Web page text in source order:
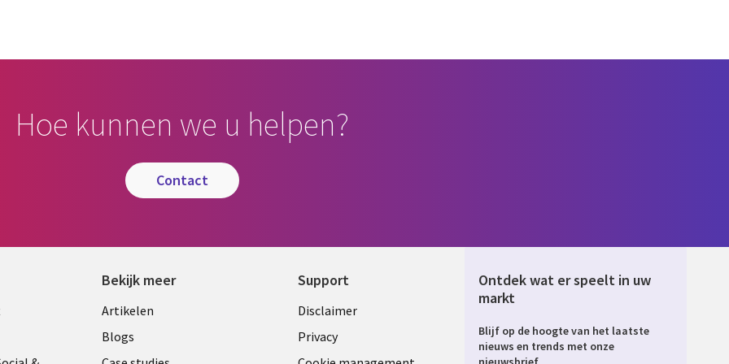
Hoe kunnen we u helpen?
contact
Bekijk meer
Library
Links
Artikelen
Blogs
Support
Legal
NETHERLANDS
Disclaimer
Privacy
Ontdek wat er speelt in uw
markt
Blijf op de hoogte van het laatste
nieuws en trends met onze